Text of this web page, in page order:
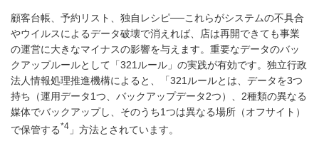
顧客台帳、予約リスト、独自レシピ──これらがシステムの不具合
やウイルスによるデータ破壊で消えれば、店は再開できても事業
の運営に大きなマイナスの影響を与えます。重要なデータのバッ
クアップルールとして「321ルール」の実践が有効です。独立行政
法人情報処理推進機構によると、
321ルールとは、データを3つ
持ち（運用データ1つ、バックアップデータ2つ）、2種類の異なる
媒体でバックアップし、そのうち1つは異なる場所（オフサイト）
で保管する*4 方法とされています。